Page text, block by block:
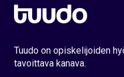
Tuudo on opiskelijoiden
tavoittava kanava.